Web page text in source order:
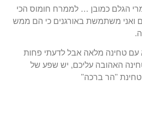
הגלם כמובן … לממרח חומוס הכי
ואני משתמשת באורגנים כי הם ממש
עם טחינה מלאה אבל לדעתי פחות
האהובה עליכם, יש שפע של
טחינת "הר ברכה"